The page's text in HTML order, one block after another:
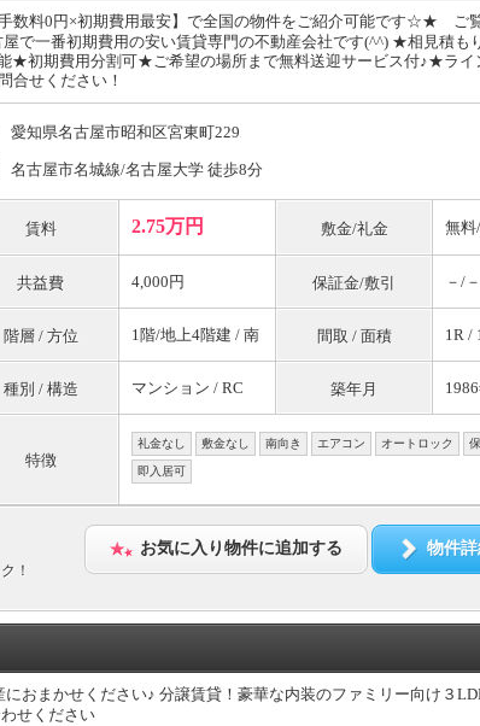
数料0円×初期費用最安】で全国の物件をご紹介可能です☆★ ご
で一番初期費用の安い賃貸専門の不動産会社です(^^) ★相見積も
★初期費用分割可★ご希望の場所まで無料送迎サービス付♪★ライ
合せください！
愛知県名古屋市昭和区宮東町229
名古屋市名城線/名古屋大学 徒歩8分
賃料 2.75万円 敷金/礼金 無料/
共益費 4,000円 保証金/敷引 －/－
階層 / 方位 1階/地上4階建 / 南 間取 / 面積 1R /
種別 / 構造 マンション / RC 築年月
特徴
礼金なし 敷金なし 南向き エアコン オートロック
即入居可
！
お気に入り物件に追加する 物件
おまかせください♪ 分譲賃貸！豪華な内装のファミリー向け３
せください